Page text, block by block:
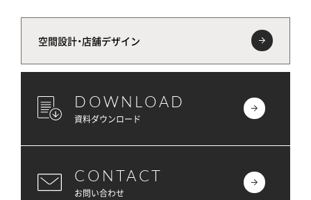
空間設計・店舗デザイン
DOWNLOAD
資料ダウンロード
CONTACT
お問い合わせ